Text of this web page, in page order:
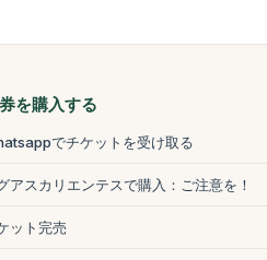
を購入する
でチケットを受け取る
アスカリエンテスで購入：ご注意を！
ット完売